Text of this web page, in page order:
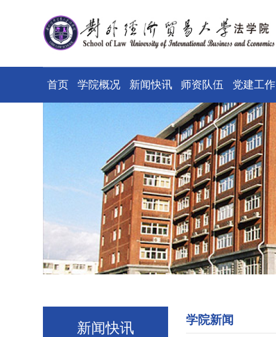
首页 学院概况 新闻快讯 师资队伍 党建工作
新闻快讯 学院新闻